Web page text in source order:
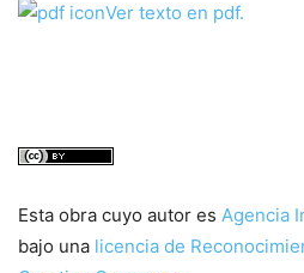
Ver texto en pdf.
Esta obra cuyo autor es Agencia
bajo una licencia de